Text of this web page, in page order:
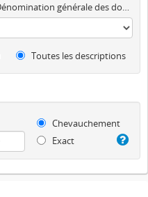
Dénomination générale des documents
Toutes les descriptions
Chevauchement
Exact